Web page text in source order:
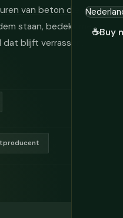
☕Buy
van beton die op 12
staan, bedekt met
blijft verrassen.